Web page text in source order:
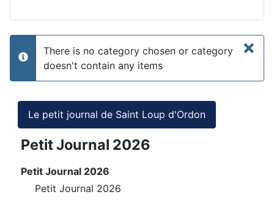
×
info
There is no category chosen or category
doesn't contain any items
Le petit journal de Saint Loup d'Ordon
Petit Journal 2026
Petit Journal 2026
Petit Journal 2026